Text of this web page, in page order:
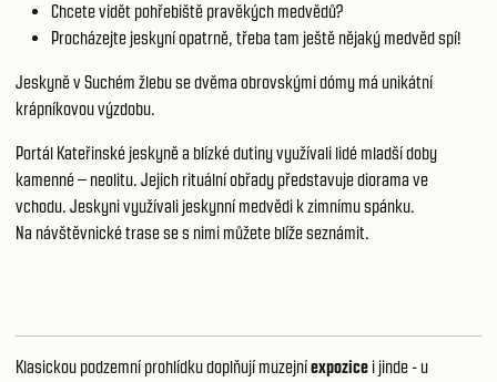
Chcete vidět pohřebiště pravěkých medvědů?
Procházejte jeskyní opatrně, třeba tam ještě nějaký medvěd spí!
Jeskyně v Suchém žlebu se dvěma obrovskými dómy má unikátní
krápníkovou výzdobu.
Portál Kateřinské jeskyněa blízké dutiny využívali lidé mladší doby
kamenné – neolitu. Jejich rituální obřady představuje diorama ve
vchodu. Jeskyni využívali jeskynní medvědi k zimnímu spánku.
Na návštěvnické trase se s nimi můžete blíže seznámit.
Klasickou podzemní prohlídku doplňují muzejníexpozice i jinde - u